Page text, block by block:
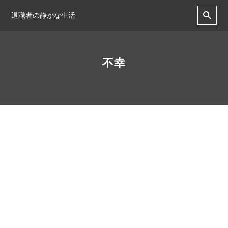
退職者の静かな生活
不幸